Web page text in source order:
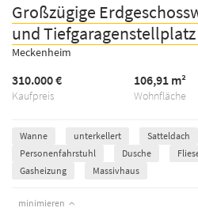
Großzügige
und
Meckenheim
Kaufpreis
310.000 €
Wohnfläche
106,91 m²
Wanne unterkellert Satteldach
Personenfahrstuhl
Dusche
Gasheizung
Massivhaus
minimieren